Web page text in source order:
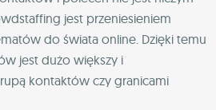
jest przeniesieniem
do świata online. Dzięki temu
jest dużo większy i
kontaktów czy granicami